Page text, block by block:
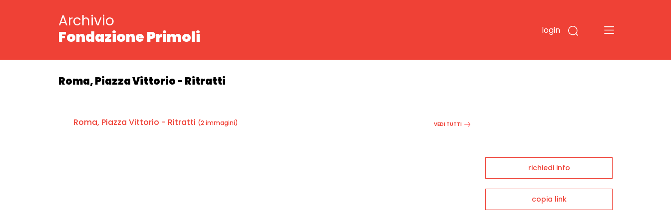
Archivio
Fondazione Primoli
login
Roma, Piazza Vittorio - Ritratti
Roma, Piazza Vittorio - Ritratti (2 immagini) VEDI TUTTI
richiedi info
copia link